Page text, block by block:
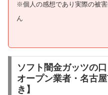
※個人の感想であり実際の被
ん
ソフト闇金ガッツの
オープン業者・名古
き】